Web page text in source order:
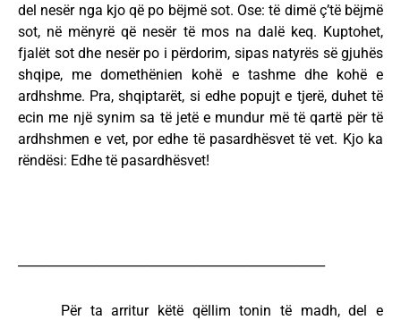
del nesër nga kjo që po bëjmë sot. Ose: të dimë ç’të bëjmë
sot, në mënyrë që nesër të mos na dalë keq. Kuptohet,
fjalët sot dhe nesër po i përdorim, sipas natyrës së gjuhës
shqipe, me domethënien kohë e tashme dhe kohë e
ardhshme. Pra, shqiptarët, si edhe popujt e tjerë, duhet të
ecin me një synim sa të jetë e mundur më të qartë për të
ardhshmen e vet, por edhe të pasardhësvet të vet. Kjo ka
rëndësi: Edhe të pasardhësvet!
Për ta arritur këtë qëllim tonin të madh, del e